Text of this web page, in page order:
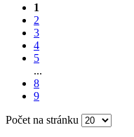
1
2
3
4
5
...
8
9
Počet na stránku